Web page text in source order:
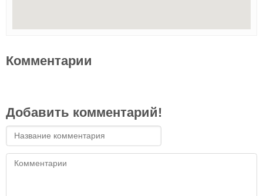
Комментарии
Добавить комментарий!